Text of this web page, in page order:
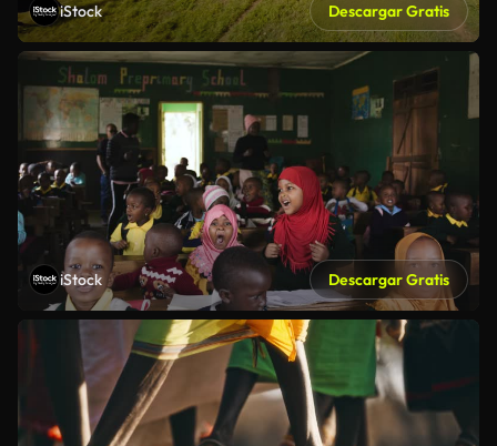
iStock Descargar Gratis
iStock Descargar Gratis